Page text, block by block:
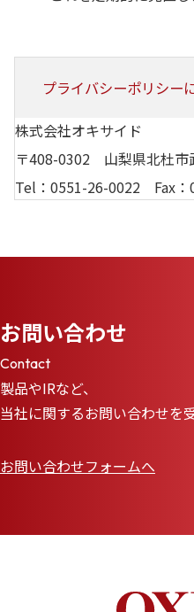
プライバシーポリシー
株式会社オキサイド
〒408-0302 山梨県北杜
Tel： 0551-26-0022 Fax
お問い合わせ
Contact
製品やIRなど、
当社に関するお問い合わせを
お問い合わせフォームへ